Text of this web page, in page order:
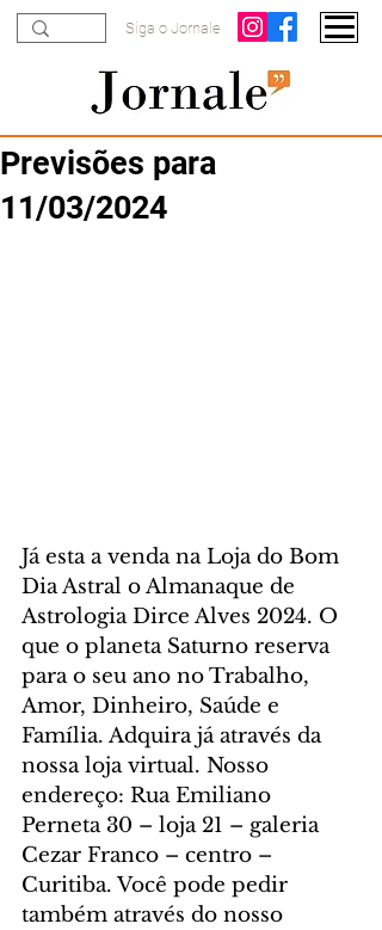
Siga o Jornale
Previsões para
11/03/2024
Já esta a venda na Loja do Bom
Dia Astral o Almanaque de
Astrologia Dirce Alves 2024. O
que o planeta Saturno reserva
para o seu ano no Trabalho,
Amor, Dinheiro, Saúde e
Família. Adquira já através da
nossa loja virtual. Nosso
endereço: Rua Emiliano
Perneta 30 – loja 21 – galeria
Cezar Franco – centro –
Curitiba. Você pode pedir
também através do nosso